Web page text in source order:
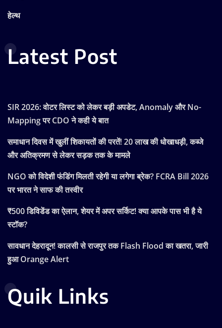
हेल्थ
Latest Post
SIR 2026: वोटर लिस्ट को लेकर बड़ी अपडेट, Anomaly और No-
Mapping पर CDO ने कही ये बात
समाधान दिवस में खुलीं शिकायतों की परतें! 20 लाख की धोखाधड़ी, कब्जे
और अतिक्रमण से लेकर सड़क तक के मामले
NGO को विदेशी फंडिंग मिलती रहेगी या लगेगा ब्रेक? FCRA Bill 2026
पर भारत ने साफ की तस्वीर
₹500 डिविडेंड का ऐलान, शेयर में अपर सर्किट! क्या आपके पास भी है ये
स्टॉक?
सावधान देहरादून! कालसी से राजपुर तक Flash Flood का खतरा, जारी
हुआ Orange Alert
Quik Links